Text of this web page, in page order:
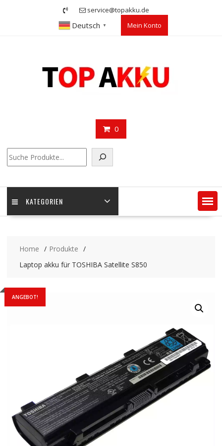
service@topakku.de
Deutsch ▼ Mein Konto
0
KATEGORIEN
Home
Produkte
Laptop akku für TOSHIBA Satellite S850
ANGEBOT!